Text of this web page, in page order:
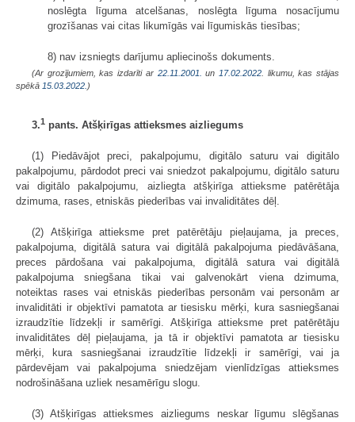
noslēgta līguma atcelšanas, noslēgta līguma nosacījumu
grozīšanas vai citas likumīgās vai līgumiskās tiesības;
8) nav izsniegts darījumu apliecinošs dokuments.
(Ar grozījumiem, kas izdarīti ar 22.11.2001. un 17.02.2022. likumu, kas stājas
spēkā 15.03.2022. )
3.1 pants. Atšķirīgas attieksmes aizliegums
(1) Piedāvājot preci, pakalpojumu, digitālo saturu vai digitālo
pakalpojumu, pārdodot preci vai sniedzot pakalpojumu, digitālo saturu
vai digitālo pakalpojumu, aizliegta atšķirīga attieksme patērētāja
dzimuma, rases, etniskās piederības vai invaliditātes dēļ.
(2) Atšķirīga attieksme pret patērētāju pieļaujama, ja preces,
pakalpojuma, digitālā satura vai digitālā pakalpojuma piedāvāšana,
preces pārdošana vai pakalpojuma, digitālā satura vai digitālā
pakalpojuma sniegšana tikai vai galvenokārt viena dzimuma,
noteiktas rases vai etniskās piederības personām vai personām ar
invaliditāti ir objektīvi pamatota ar tiesisku mērķi, kura sasniegšanai
izraudzītie līdzekļi ir samērīgi. Atšķirīga attieksme pret patērētāju
invaliditātes dēļ pieļaujama, ja tā ir objektīvi pamatota ar tiesisku
mērķi, kura sasniegšanai izraudzītie līdzekļi ir samērīgi, vai ja
pārdevējam vai pakalpojuma sniedzējam vienlīdzīgas attieksmes
nodrošināšana uzliek nesamērīgu slogu.
(3) Atšķirīgas attieksmes aizliegums neskar līgumu slēgšanas